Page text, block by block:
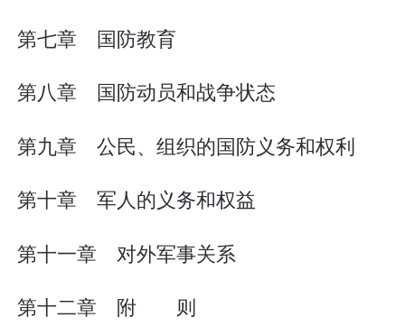
第七章 国防教育
第八章 国防动员和战争状态
第九章 公民、组织的国防义务和权利
第十章 军人的义务和权益
第十一章 对外军事关系
第十二章 附 则